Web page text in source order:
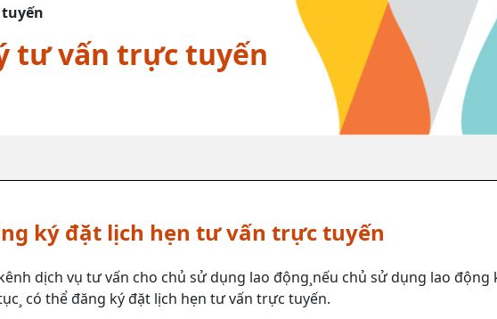
tư vấn trực tuyến
ký đặt lịch hẹn tư vấn trực tuyến
dịch vụ tư vấn cho chủ sử dụng lao động¸nếu chủ sử dụng lao
có thể đăng ký đặt lịch hẹn tư vấn trực tuyến.